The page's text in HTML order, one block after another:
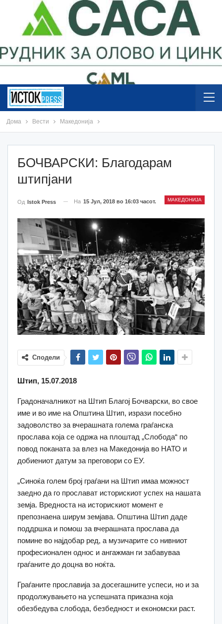
Дома Вести Македонија
БОЧВАРСКИ: Благодарам
штипјани
МАКЕДОНИЈА
Од Istok Press На 15 Јул, 2018 во 16:03 часот.
Сподели
Штип, 15.07.2018
Градоначалникот на Штип Благој Бочварски, во свое
име и во име на Општина Штип, изрази посебно
задоволство за вчерашната голема граѓанска
прослава која се одржа на плоштад „Слобода“ по
повод поканата за влез на Македонија во НАТО и
добиениот датум за преговори со ЕУ.
„Синоќа голем број граѓани на Штип имаа можност
заедно да го прослават историскиот успех на нашата
земја. Вредноста на историскиот момент е
препознаена ширум земјава. Општина Штип даде
поддршка и помош за вчерашната прослава да
помине во најдобар ред, а музичарите со нивниот
професионален однос и ангажман ги забавуваа
граѓаните до доцна во ноќта.
Граѓаните прославија за досегашните успеси, но и за
продолжувањето на успешната приказна која
обезбедува слобода, безбедност и економски раст.